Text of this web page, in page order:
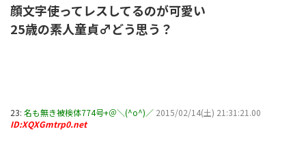
顔文字使ってレスしてるのが可愛い
25歳の素人童貞♂どう思う？
23: 名も無き被検体774号+＠＼(^o^)／ 2015/02/14(土) 21:31:21.00
ID:XQXGmtrp0.net